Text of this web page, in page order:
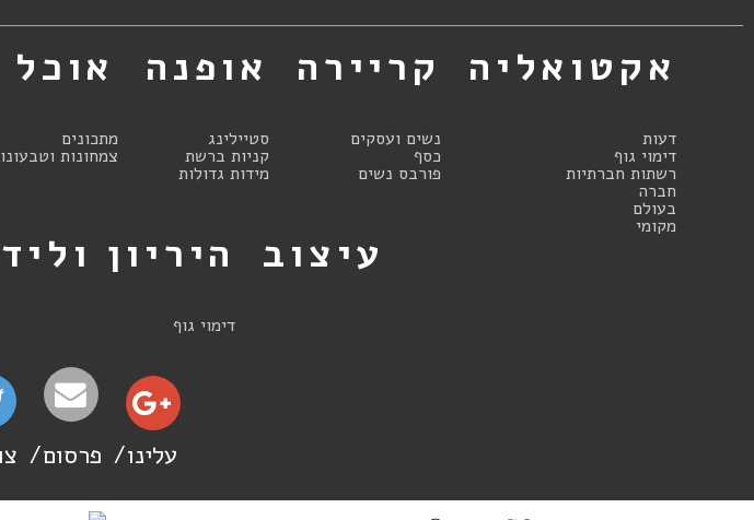
אקטואליה
דעות
דימוי גוף
רשתות חברתיות
חברה
בעולם
מקומי
קריירה
נשים ועסקים
כסף
פורבס נשים
אופנה
סטיילינג
קניות ברשת
מידות גדולות
אוכל
מתכונים
צמחונות
עיצוב היריון
דימוי גוף
עלינו פרסום